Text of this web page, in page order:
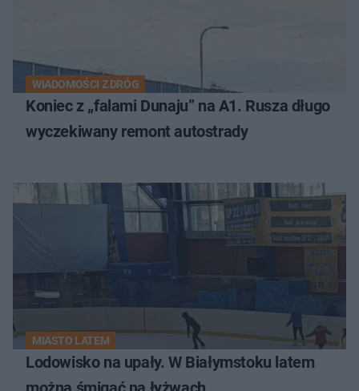
WIADOMOŚCI Z DRÓG
Koniec z „falami Dunaju” na A1. Rusza długo
wyczekiwany remont autostrady
MIASTO LATEM
Lodowisko na upały. W Białymstoku latem